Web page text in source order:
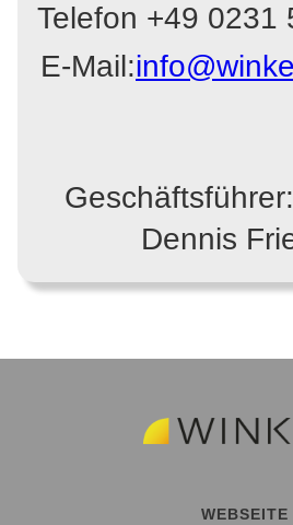
Telefon +49 0231
E-Mail:
Dennis
WEBSEITE